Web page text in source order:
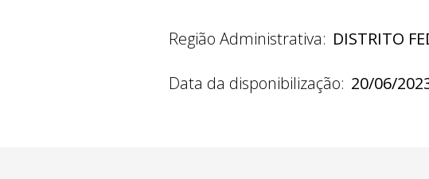
Região Administrativa: DISTRITO
Data da disponibilização: 20/06/